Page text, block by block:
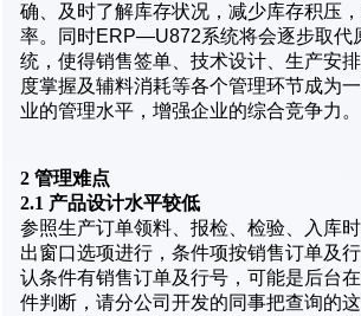
确、及时了解库存状况，减少库存积压
率。同时ERP—U872系统将会逐步取代
统，使得销售签单、技术设计、生产安
度掌握及辅料消耗等各个管理环节成为
业的管理水平，增强企业的综合竞争力。
2 管理难点
2.1 产品设计水平较低
参照生产订单领料、报检、检验、入库
出窗口选项进行，条件项按销售订单及
认条件有销售订单及行号，可能是后台
件判断，请分公司开发的同事把查询的